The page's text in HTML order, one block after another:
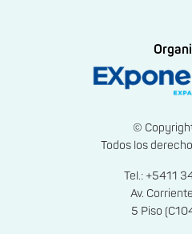
©
Todos los
Tel.: +5411
Av.
5 Piso